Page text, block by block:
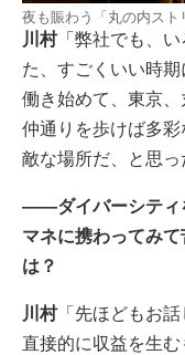
夜も賑わう「丸の内スト
川村「弊社でも、
た、すごくいい時期
働き始めて、東京、
仲通りを歩けば多
敵な場所だ、と思っ
――ダイバーシティ
マネに携わってみ
は？
川村「先ほどもお
直接的に収益を生